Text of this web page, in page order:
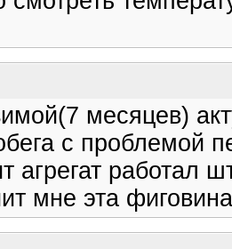
месяцев)
с проблемой
агрегат работал
мне эта